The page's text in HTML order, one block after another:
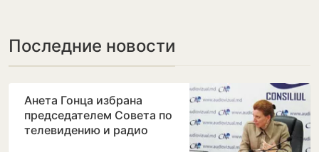
Последние новости
Анета Гонца избрана
председателем Совета по
телевидению и радио